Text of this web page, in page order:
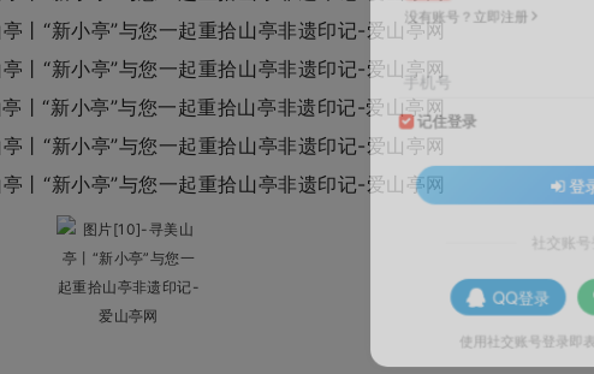
没有账号？立即注册
手机号
记住登录
社交
QQ登录
使用社交账号登录